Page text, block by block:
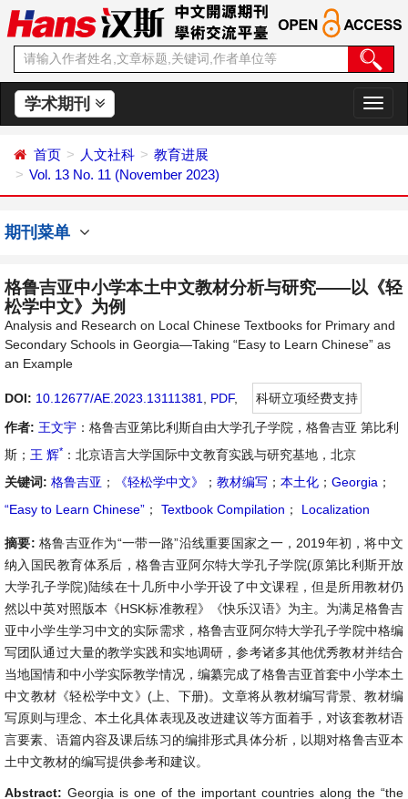
学术期刊
切
换
首页 人文社科
教育进展
Vol. 13 No. 11 (November 2023)
期刊菜单
格鲁吉亚中小学本土中文教材分析与研究——以《轻
松学中文》为例
Analysis and Research on Local Chinese Textbooks for Primary and
Secondary Schools in Georgia—Taking “Easy to Learn Chinese” as
an Example
DOI: 10.12677/AE.2023.13111381 PDF,
科研立项经费支持
作者: 王文宇 ：格鲁吉亚第比利斯自由大学孔子学院，格鲁吉亚 第比利
斯； 王 辉* ：北京语言大学国际中文教育实践与研究基地，北京
关键词: 格鲁吉亚 ； 《轻松学中文》 ； 教材编写 ； 本土化 ； Georgia ；
“Easy to Learn Chinese” ； Textbook Compilation ； Localization
摘要: 格鲁吉亚作为“一带一路”沿线重要国家之一，2019年初，将中文
纳入国民教育体系后，格鲁吉亚阿尔特大学孔子学院(原第比利斯开放
大学孔子学院)陆续在十几所中小学开设了中文课程，但是所用教材仍
然以中英对照版本《HSK标准教程》《快乐汉语》为主。为满足格鲁吉
亚中小学生学习中文的实际需求，格鲁吉亚阿尔特大学孔子学院中格编
写团队通过大量的教学实践和实地调研，参考诸多其他优秀教材并结合
当地国情和中小学实际教学情况，编纂完成了格鲁吉亚首套中小学本土
中文教材《轻松学中文》(上、下册)。文章将从教材编写背景、教材编
写原则与理念、本土化具体表现及改进建议等方面着手，对该套教材语
言要素、语篇内容及课后练习的编排形式具体分析，以期对格鲁吉亚本
土中文教材的编写提供参考和建议。
Abstract: Georgia is one of the important countries along the “the